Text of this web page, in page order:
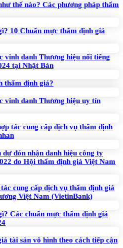
thế nào? Các phương pháp thẩm
10 Chuẩn mực thẩm định giá
vinh danh Thương hiệu nổi tiếng
tại Nhật Bản
thẩm định giá?
vinh danh Thương hiệu uy tín
tác cung cấp dịch vụ thẩm định
đón nhận danh hiệu công ty
do Hội thẩm định giá Việt Nam
cung cấp dịch vụ thẩm định giá
Việt Nam (VietinBank)
Các chuẩn mực thẩm định giá
tài sản vô hình theo cách tiếp cận